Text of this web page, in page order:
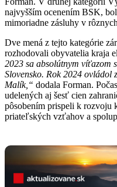
najvyšším ocenením BSK,
mimoriadne zásluhy v
Dve mená z tejto kategórie
rozhodovali obyvatelia kraja
2023 sa absolútnym víťazom
Slovensko. Rok 2024 ovládol
Malík,“ dodala Forman.
udelených aj šesť cien
pôsobením prispeli k rozvoju
priateľských vzťahov a